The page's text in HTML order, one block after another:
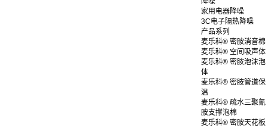
家用电器降噪
3C电子隔热降噪
产品系列
麦乐科® 密胺消音棉
麦乐科® 空间吸声体
麦乐科® 密胺泡沫泡
体
麦乐科® 密胺管道保
温
麦乐科® 疏水三聚氰
胺支撑泡棉
麦乐科® 密胺天花板